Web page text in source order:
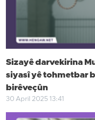
Sizayê darvekirina
siyasî yê tohmetbar
birêveçûn
30 April 2025 13:41